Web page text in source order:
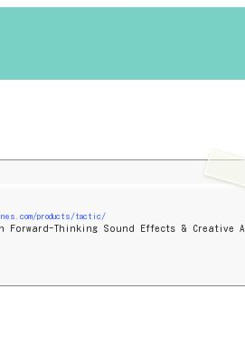
products/tactic/
Forward-Thinking Sound Effects & Creative A